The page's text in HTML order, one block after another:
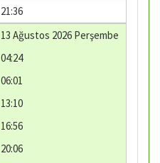
21:36
13 Ağustos 2026 Perşembe
04:24
06:01
13:10
16:56
20:06